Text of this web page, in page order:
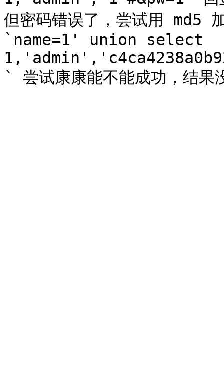
但密码错误了，尝试用
`name=1' union select